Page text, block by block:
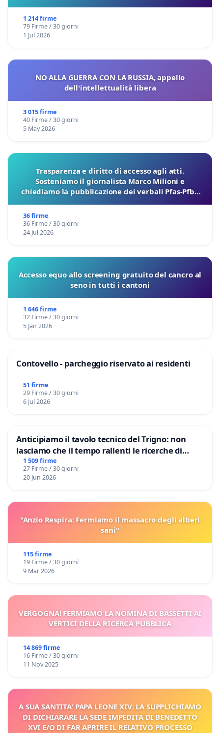
1 214 firme
79 Firme / 30 giorni
1 Jul 2026
NO ALLA GUERRA CON LA RUSSIA, appello
dell'intellettualità libera
3 015 firme
40 Firme / 30 giorni
5 May 2026
Trasparenza e diritto di accesso agli atti.
Sosteniamo il giornalista Marco Milioni e
chiediamo la pubblicazione dei verbali Pfas-Pfba
36 firme
36 Firme / 30 giorni
24 Jul 2026
Accesso equo allo screening gratuito del cancro al
seno in tutti i cantoni
1 646 firme
32 Firme / 30 giorni
5 Jan 2026
Contovello - parcheggio riservato ai residenti
51 firme
29 Firme / 30 giorni
6 Jul 2026
Anticipiamo il tavolo tecnico del Trigno: non
lasciamo che il tempo rallenti le ricerche di
Domenico Racanati
1 509 firme
27 Firme / 30 giorni
20 Jun 2026
"Anzio Respira: Fermiamo il massacro degli alberi
sani"
115 firme
19 Firme / 30 giorni
9 Mar 2026
VERGOGNA! FERMIAMO LA NOMINA DI BASSETTI AI
VERTICI DELLA RICERCA PUBBLICA
14 869 firme
16 Firme / 30 giorni
11 Nov 2025
A SUA SANTITA' PAPA LEONE XIV: LA SUPPLICHIAMO
DI DICHIARARE LA SEDE IMPEDITA DI BENEDETTO
XVI E/O DI FAR APRIRE IL RELATIVO PROCESSO